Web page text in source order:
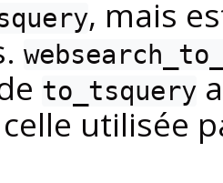
, mais
to_tsquery
utilisée